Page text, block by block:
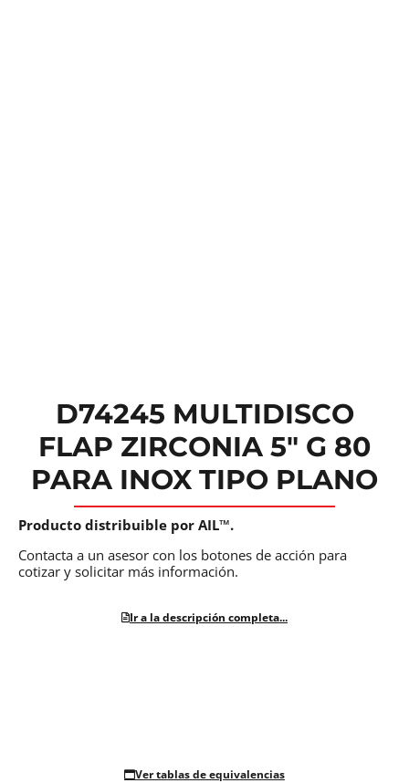
D74245 MULTIDISCO
FLAP ZIRCONIA 5″ G 80
PARA INOX TIPO PLANO
Producto distribuible por AIL™.
Contacta a un asesor con los botones de acción para
cotizar y solicitar más información.
Ir a la descripción completa...
Ver tablas de equivalencias